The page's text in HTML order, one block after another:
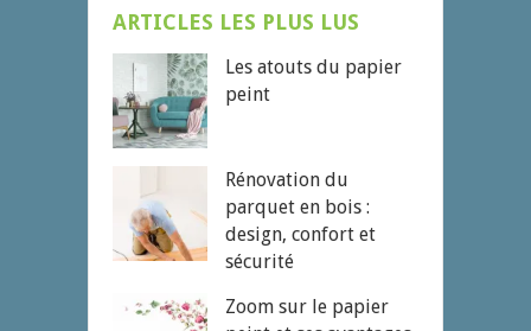
ARTICLES LES PLUS LUS
Les atouts du papier
peint
Rénovation du
parquet en bois :
design, confort et
sécurité
Zoom sur le papier